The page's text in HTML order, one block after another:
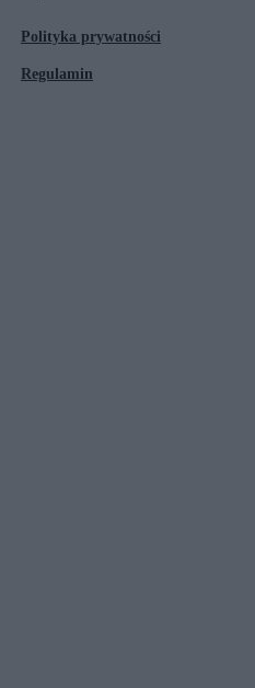
Polityka prywatności
Regulamin